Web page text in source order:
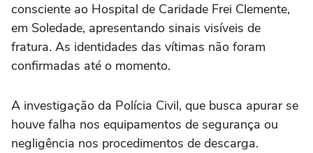
consciente ao Hospital de Caridade Frei Clemente,
em Soledade, apresentando sinais visíveis de
fratura. As identidades das vítimas não foram
confirmadas até o momento.
A investigação da Polícia Civil, que busca apurar se
houve falha nos equipamentos de segurança ou
negligência nos procedimentos de descarga.